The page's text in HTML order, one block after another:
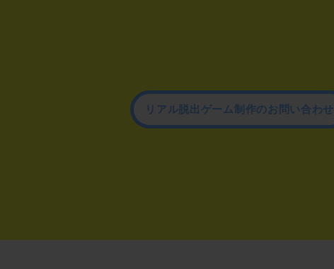
リアル脱出ゲーム制作のお問い合わせ